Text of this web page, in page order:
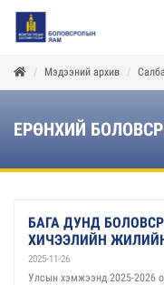
Мэдээний архив
ЕРӨНХИЙ
БАГА ДУНД
ХИЧЭЭЛИЙН
2025-11-26
Улсын хэмжээнд 2025-2026